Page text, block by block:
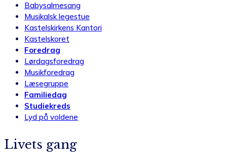
Babysalmesang
Musikalsk legestue
Kastelskirkens Kantori
Kastelskoret
Foredrag
Lørdagsforedrag
Musikforedrag
Læsegruppe
Familiedag
Studiekreds
Lyd på voldene
Livets gang